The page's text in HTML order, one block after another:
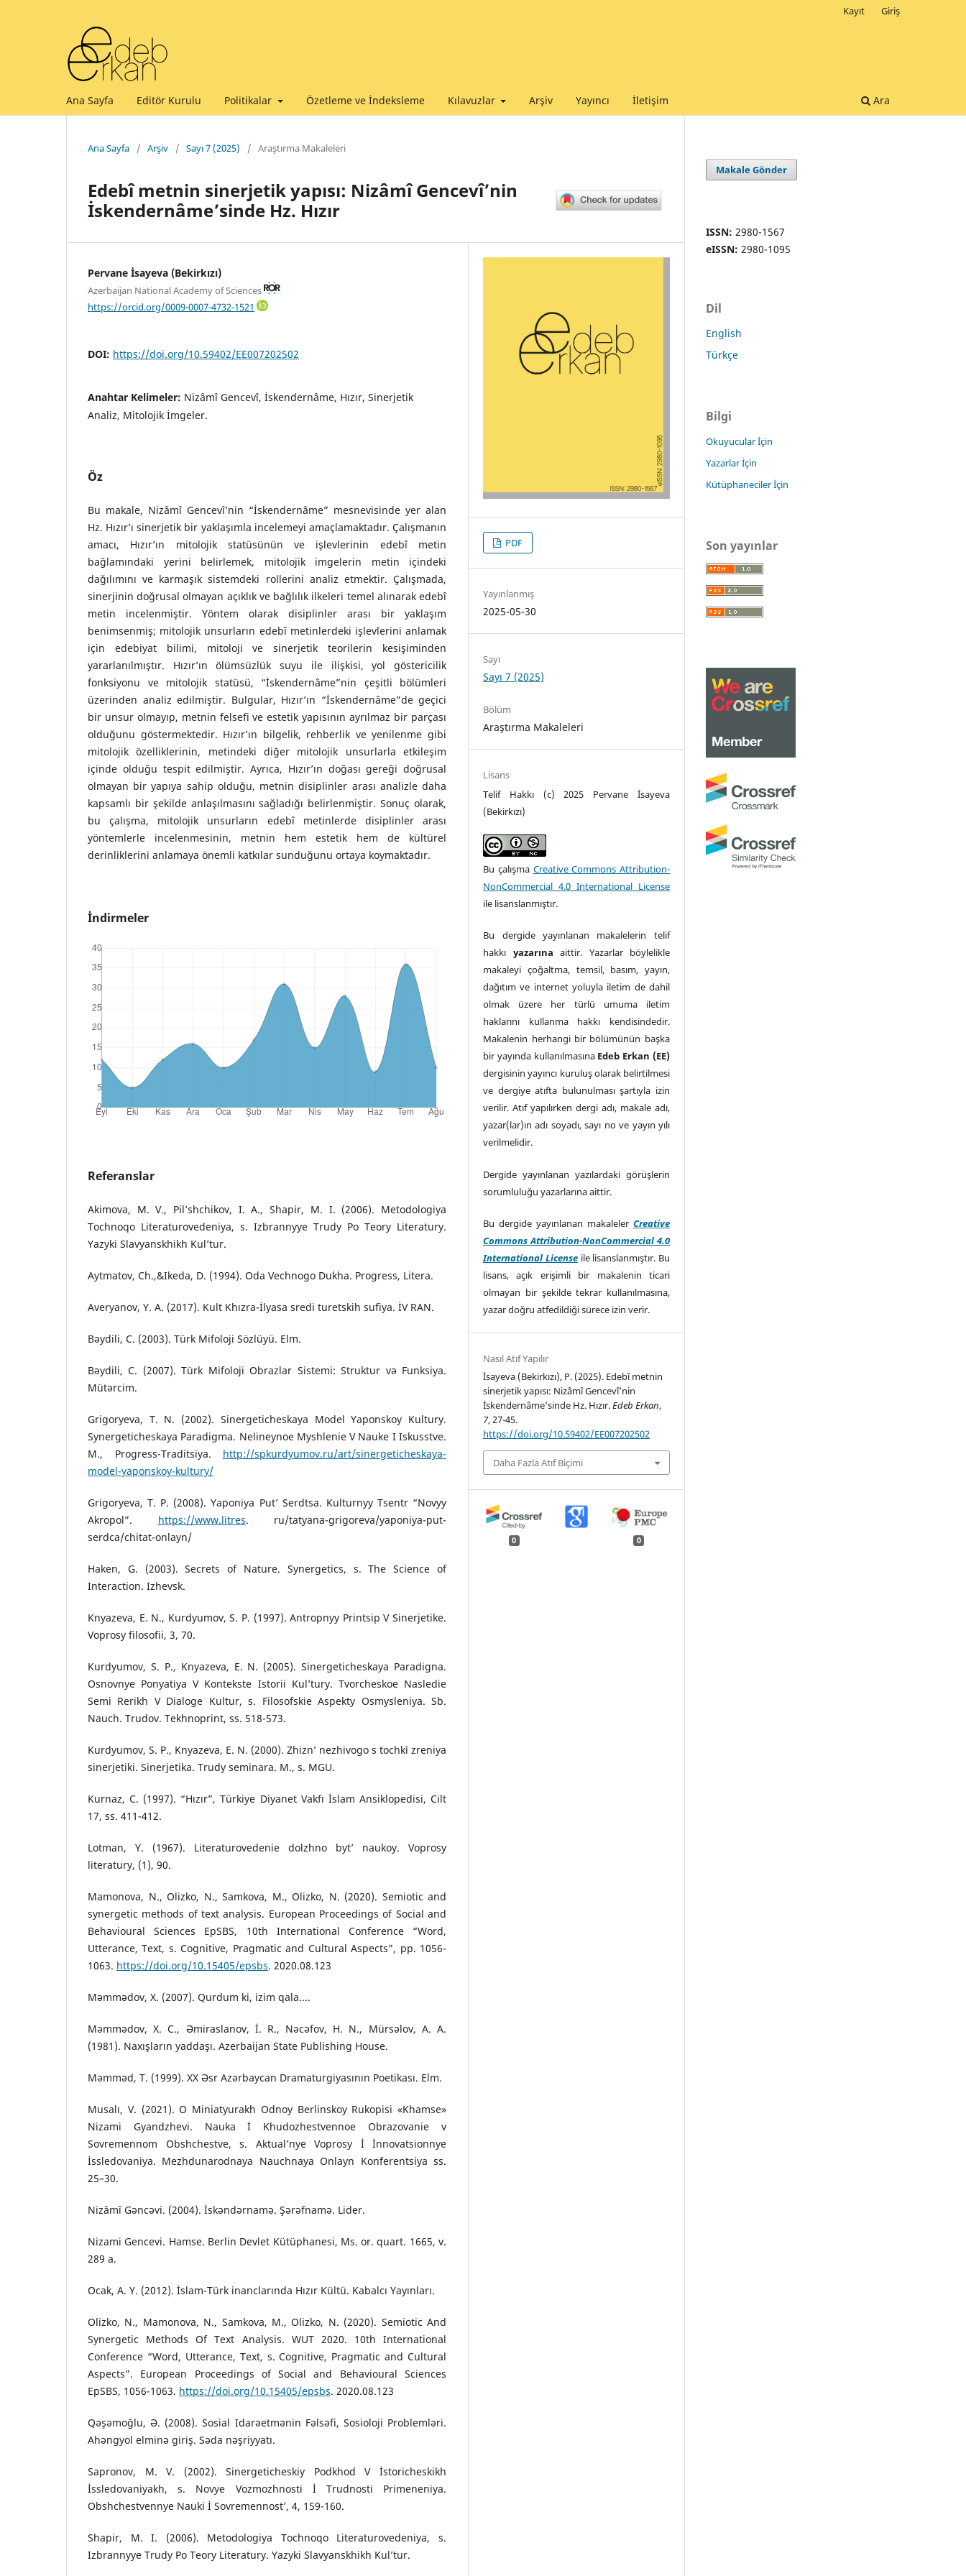
Ana Sayfa Editör Kurulu Politikalar Özetleme ve İndeksleme Kılavuzlar Arşiv Yayıncı İletişim Ara
Kayıt Giriş
Ana Sayfa / Arşiv / Sayı 7 (2025) / Araştırma Makaleleri
Edebî metnin sinerjetik yapısı: Nizâmî Gencevî’nin
İskendernâme’sinde Hz. Hızır
Pervane İsayeva (Bekirkızı)
Azerbaijan National Academy of Sciences
https://orcid.org/0009-0007-4732-1521
DOI: https://doi.org/10.59402/EE007202502
Anahtar Kelimeler: Nizâmî Gencevî, İskendernâme, Hızır, Sinerjetik
Analiz, Mitolojik İmgeler.
Öz
Bu makale, Nizâmî Gencevî’nin “İskendernâme” mesnevisinde yer alan
Hz. Hızır’ı sinerjetik bir yaklaşımla incelemeyi amaçlamaktadır. Çalışmanın
amacı, Hızır’ın mitolojik statüsünün ve işlevlerinin edebî metin
bağlamındaki yerini belirlemek, mitolojik imgelerin metin içindeki
dağılımını ve karmaşık sistemdeki rollerini analiz etmektir. Çalışmada,
sinerjinin doğrusal olmayan açıklık ve bağlılık ilkeleri temel alınarak edebî
metin incelenmiştir. Yöntem olarak disiplinler arası bir yaklaşım
benimsenmiş; mitolojik unsurların edebî metinlerdeki işlevlerini anlamak
için edebiyat bilimi, mitoloji ve sinerjetik teorilerin kesişiminden
yararlanılmıştır. Hızır’ın ölümsüzlük suyu ile ilişkisi, yol göstericilik
fonksiyonu ve mitolojik statüsü, “İskendernâme”nin çeşitli bölümleri
üzerinden analiz edilmiştir. Bulgular, Hızır’ın “İskendernâme”de geçici
bir unsur olmayıp, metnin felsefi ve estetik yapısının ayrılmaz bir parçası
olduğunu göstermektedir. Hızır’ın bilgelik, rehberlik ve yenilenme gibi
mitolojik özelliklerinin, metindeki diğer mitolojik unsurlarla etkileşim
içinde olduğu tespit edilmiştir. Ayrıca, Hızır’ın doğası gereği doğrusal
olmayan bir yapıya sahip olduğu, metnin disiplinler arası analizle daha
kapsamlı bir şekilde anlaşılmasını sağladığı belirlenmiştir. Sonuç olarak,
bu çalışma, mitolojik unsurların edebî metinlerde disiplinler arası
yöntemlerle incelenmesinin, metnin hem estetik hem de kültürel
derinliklerini anlamaya önemli katkılar sunduğunu ortaya koymaktadır.
İndirmeler
Referanslar
Akimova, M. V., Pil’shchikov, I. A., Shapir, M. I. (2006). Metodologiya
Tochnoqo Literaturovedeniya, s. Izbrannyye Trudy Po Teory Literatury.
Yazyki Slavyanskhikh Kul’tur.
Aytmatov, Ch.,&Ikeda, D. (1994). Oda Vechnogo Dukha. Progress, Litera.
Averyanov, Y. A. (2017). Kult Khızra-İlyasa sredi turetskih sufiya. İV RAN.
Bəydili, C. (2003). Türk Mifoloji Sözlüyü. Elm.
Bəydili, C. (2007). Türk Mifoloji Obrazlar Sistemi: Struktur və Funksiya.
Mütərcim.
Grigoryeva, T. N. (2002). Sinergeticheskaya Model Yaponskoy Kultury.
Synergeticheskaya Paradigma. Nelineynoe Myshlenie V Nauke I Iskusstve.
M., Progress-Traditsiya. http://spkurdyumov.ru/art/sinergeticheskaya-
model-yaponskoy-kultury/
Grigoryeva, T. P. (2008). Yaponiya Put’ Serdtsa. Kulturnyy Tsentr “Novyy
Akropol”. https://www.litres. ru/tatyana-grigoreva/yaponiya-put-
serdca/chitat-onlayn/
Haken, G. (2003). Secrets of Nature. Synergetics, s. The Science of
Interaction. Izhevsk.
Knyazeva, E. N., Kurdyumov, S. P. (1997). Antropnyy Printsip V Sinerjetike.
Voprosy filosofii, 3, 70.
Kurdyumov, S. P., Knyazeva, E. N. (2005). Sinergeticheskaya Paradigna.
Osnovnye Ponyatiya V Kontekste Istorii Kul’tury. Tvorcheskoe Nasledie
Semi Rerikh V Dialoge Kultur, s. Filosofskie Aspekty Osmysleniya. Sb.
Nauch. Trudov. Tekhnoprint, ss. 518-573.
Kurdyumov, S. P., Knyazeva, E. N. (2000). Zhizn’ nezhivogo s tochkī zreniya
sinerjetiki. Sinerjetika. Trudy seminara. M., s. MGU.
Kurnaz, C. (1997). “Hızır”, Türkiye Diyanet Vakfı İslam Ansiklopedisi, Cilt
17, ss. 411-412.
Lotman, Y. (1967). Literaturovedenie dolzhno byt’ naukoy. Voprosy
literatury, (1), 90.
Mamonova, N., Olizko, N., Samkova, M., Olizko, N. (2020). Semiotic and
synergetic methods of text analysis. European Proceedings of Social and
Behavioural Sciences EpSBS, 10th International Conference “Word,
Utterance, Text, s. Cognitive, Pragmatic and Cultural Aspects”, pp. 1056-
1063. https://doi.org/10.15405/epsbs. 2020.08.123
Məmmədov, X. (2007). Qurdum ki, izim qala....
Məmmədov, X. C., Əmiraslanov, İ. R., Nəcəfov, H. N., Mürsəlov, A. A.
(1981). Naxışların yaddaşı. Azerbaijan State Publishing House.
Məmməd, T. (1999). XX Əsr Azərbaycan Dramaturgiyasının Poetikası. Elm.
Musalı, V. (2021). O Miniatyurakh Odnoy Berlinskoy Rukopisi «Khamse»
Nizami Gyandzhevi. Nauka İ Khudozhestvennoe Obrazovanie v
Sovremennom Obshchestve, s. Aktual’nye Voprosy İ İnnovatsionnye
İssledovaniya. Mezhdunarodnaya Nauchnaya Onlayn Konferentsiya ss.
25–30.
Nizâmî Gəncəvi. (2004). İskəndərnamə. Şərəfnamə. Lider.
Nizami Gencevi. Hamse. Berlin Devlet Kütüphanesi, Ms. or. quart. 1665, v.
289 a.
Ocak, A. Y. (2012). İslam-Türk inanclarında Hızır Kültü. Kabalcı Yayınları.
Olizko, N., Mamonova, N., Samkova, M., Olizko, N. (2020). Semiotic And
Synergetic Methods Of Text Analysis. WUT 2020. 10th International
Conference “Word, Utterance, Text, s. Cognitive, Pragmatic and Cultural
Aspects”. European Proceedings of Social and Behavioural Sciences
EpSBS, 1056-1063. https://doi.org/10.15405/epsbs. 2020.08.123
Qəşəmoğlu, Ə. (2008). Sosial Idarəetmənin Fəlsəfi, Sosioloji Problemləri.
Ahəngyol elminə giriş. Səda nəşriyyatı.
Sapronov, M. V. (2002). Sinergeticheskiy Podkhod V İstoricheskikh
İssledovaniyakh, s. Novye Vozmozhnosti İ Trudnosti Primeneniya.
Obshchestvennye Nauki İ Sovremennost’, 4, 159-160.
Shapir, M. I. (2006). Metodologiya Tochnoqo Literaturovedeniya, s.
Izbrannyye Trudy Po Teory Literatury. Yazyki Slavyanskhikh Kul’tur.
PDF
Yayınlanmış
2025-05-30
Sayı
Sayı 7 (2025)
Bölüm
Araştırma Makaleleri
Lisans
Telif Hakkı (c) 2025 Pervane İsayeva
(Bekirkızı)
Bu çalışma Creative Commons Attribution-
NonCommercial 4.0 International License
ile lisanslanmıştır.
Bu dergide yayınlanan makalelerin telif
hakkı yazarına aittir. Yazarlar böylelikle
makaleyi çoğaltma, temsil, basım, yayın,
dağıtım ve internet yoluyla iletim de dahil
olmak üzere her türlü umuma iletim
haklarını kullanma hakkı kendisindedir.
Makalenin herhangi bir bölümünün başka
bir yayında kullanılmasına Edeb Erkan (EE)
dergisinin yayıncı kuruluş olarak belirtilmesi
ve dergiye atıfta bulunulması şartıyla izin
verilir. Atıf yapılırken dergi adı, makale adı,
yazar(lar)ın adı soyadı, sayı no ve yayın yılı
verilmelidir.
Dergide yayınlanan yazılardaki görüşlerin
sorumluluğu yazarlarına aittir.
Bu dergide yayınlanan makaleler Creative
Commons Attribution-NonCommercial 4.0
International Licenseile lisanslanmıştır. Bu
lisans, açık erişimli bir makalenin ticari
olmayan bir şekilde tekrar kullanılmasına,
yazar doğru atfedildiği sürece izin verir.
Nasıl Atıf Yapılır
İsayeva (Bekirkızı), P. (2025). Edebî metnin
sinerjetik yapısı: Nizâmî Gencevî’nin
İskendernâme’sinde Hz. Hızır.Edeb Erkan,
7, 27-45.
https://doi.org/10.59402/EE007202502
Daha Fazla Atıf Biçimi
0 0
Makale Gönder
ISSN: 2980-1567
eISSN: 2980-1095
Dil
English
Türkçe
Bilgi
Okuyucular İçin
Yazarlar İçin
Kütüphaneciler İçin
Son yayınlar